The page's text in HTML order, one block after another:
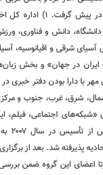
با میلاد با سعادت هشتمین اختر
شرقی و اقیانوسیه، آسیای
و ایران در جهان» و بخش
اجتماعی، فیلم،
پذیرفته شد. بعد از